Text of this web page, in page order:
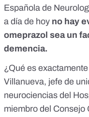
Española de
a día de hoy no hay
omeprazol sea un
demencia.
¿Qué es
Villanueva, jefe de
neurociencias del
miembro del Consejo